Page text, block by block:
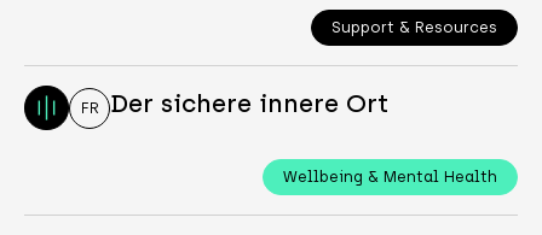
Support & Resources
FR Der sichere innere Ort
Wellbeing & Mental Health